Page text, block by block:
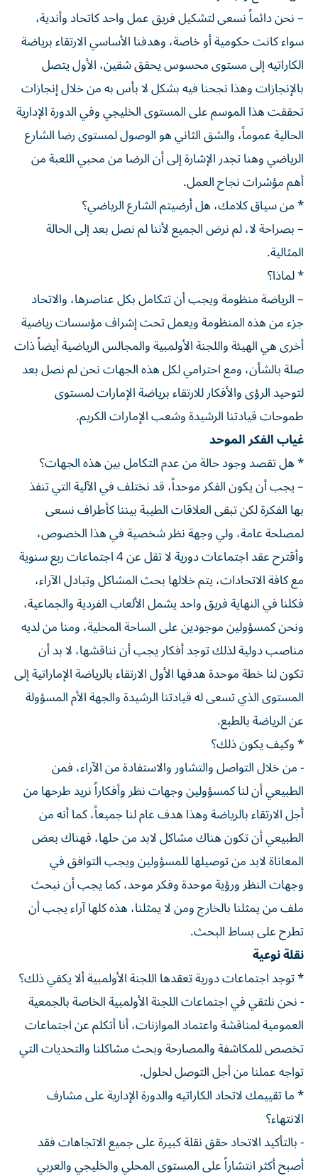
– نحن دائماً نسعى لتشكيل فريق عمل واحد كاتحاد وأندية،
سواء كانت حكومية أو خاصة، وهدفنا الأساسي الارتقاء برياضة
الكاراتيه إلى مستوى محسوس يحقق شقين، الأول يتصل
بالإنجازات وهذا نجحنا فيه بشكل لا بأس به من خلال إنجازات
تحققت هذا الموسم على المستوى الخليجي وفي الدورة الإدارية
الحالية عموماً، والشق الثاني هو الوصول لمستوى رضا الشارع
الرياضي وهنا تجدر الإشارة إلى أن الرضا من محبي اللعبة من
أهم مؤشرات نجاح العمل.
* من سياق كلامك، هل أرضيتم الشارع الرياضي؟
– بصراحة لا، لم نرض الجميع لأننا لم نصل بعد إلى الحالة
المثالية.
* لماذا؟
– الرياضة منظومة ويجب أن تتكامل بكل عناصرها، والاتحاد
جزء من هذه المنظومة ويعمل تحت إشراف مؤسسات رياضية
أخرى هي الهيئة واللجنة الأولمبية والمجالس الرياضية أيضاً ذات
صلة بالشأن، ومع احترامي لكل هذه الجهات نحن لم نصل بعد
لتوحيد الرؤى والأفكار للارتقاء برياضة الإمارات لمستوى
طموحات قيادتنا الرشيدة وشعب الإمارات الكريم.
غياب الفكر الموحد
* هل تقصد وجود حالة من عدم التكامل بين هذه الجهات؟
– يجب أن يكون الفكر موحداً، قد نختلف في الآلية التي تنفذ
بها الفكرة لكن تبقى العلاقات الطيبة بيننا كأطراف نسعى
لمصلحة عامة، ولي وجهة نظر شخصية في هذا الخصوص،
وأقترح عقد اجتماعات دورية لا تقل عن 4 اجتماعات ربع سنوية
مع كافة الاتحادات، يتم خلالها بحث المشاكل وتبادل الآراء،
فكلنا في النهاية فريق واحد يشمل الألعاب الفردية والجماعية،
ونحن كمسؤولين موجودين على الساحة المحلية، ومنا من لديه
مناصب دولية لذلك توجد أفكار يجب أن نناقشها، لا بد أن
تكون لنا خطة موحدة هدفها الأول الارتقاء بالرياضة الإماراتية إلى
المستوى الذي تسعى له قيادتنا الرشيدة والجهة الأم المسؤولة
عن الرياضة بالطبع.
* وكيف يكون ذلك؟
- من خلال التواصل والتشاور والاستفادة من الآراء، فمن
الطبيعي أن لنا كمسؤولين وجهات نظر وأفكاراً نريد طرحها من
أجل الارتقاء بالرياضة وهذا هدف عام لنا جميعاً، كما أنه من
الطبيعي أن تكون هناك مشاكل لابد من حلها، فهناك بعض
المعاناة لابد من توصيلها للمسؤولين ويجب التوافق في
وجهات النظر ورؤية موحدة وفكر موحد، كما يجب أن نبحث
ملف من يمثلنا بالخارج ومن لا يمثلنا، هذه كلها آراء يجب أن
تطرح على بساط البحث.
نقلة نوعية
* توجد اجتماعات دورية تعقدها اللجنة الأولمبية ألا يكفي ذلك؟
- نحن نلتقي في اجتماعات اللجنة الأولمبية الخاصة بالجمعية
العمومية لمناقشة واعتماد الموازنات، أنا أتكلم عن اجتماعات
تخصص للمكاشفة والمصارحة وبحث مشاكلنا والتحديات التي
تواجه عملنا من أجل التوصل لحلول.
* ما تقييمك لاتحاد الكاراتيه والدورة الإدارية على مشارف
الانتهاء؟
- بالتأكيد الاتحاد حقق نقلة كبيرة على جميع الاتجاهات فقد
أصبح أكثر انتشاراً على المستوى المحلي والخليجي والعربي